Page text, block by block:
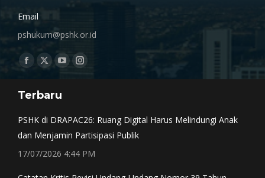
Email
pshukum@pshk.or.id
Find us on:
Facebook
opens
window
X
opens
window
YouTube
opens
Instagram
window
Terbaru
PSHK di DRAPAC26: Ruang Digital Harus Melindungi Anak
dan Menjamin Partisipasi Publik
17/07/2026 4:44 PM